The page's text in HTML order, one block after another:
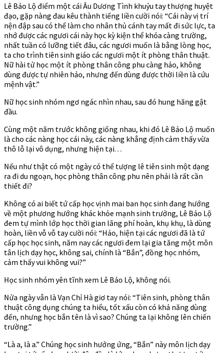
Lê Bảo Lộ điểm một cái Âu Dương Tình khuỷu tay thượng huyệt
đạo, gặp nàng đau kêu thành tiếng liền cười nói: “Cái này vị trí
nện đập sau có thể làm cho nhân thủ cánh tay mất đi sức lực, ta
nhớ được các ngươi cái này học kỳ kiện thể khóa càng trường,
nhất tuần có lưỡng tiết đâu, các ngươi muốn là bằng lòng học,
ta cho trình tiên sinh giáo các ngươi một ít phòng thân thuật.
Nữ hài tử học một ít phòng thân công phu càng hảo, không
dùng được tự nhiên hảo, nhưng đến dùng được thời liền là cứu
mệnh vật.”
Nữ học sinh nhóm ngơ ngác nhìn nhau, sau đó hung hăng gật
đầu.
Cùng một năm trước không giống nhau, khi đó Lê Bảo Lộ muốn
là cho các nàng học cái này, các nàng khẳng định cảm thấy vừa
thô lỗ lại vô dụng, nhưng hiện tại. . .
Nếu như thật có một ngày có thể tượng lê tiên sinh một dạng
ra đi du ngoạn, học phòng thân công phu nên phải là rất cần
thiết đi?
Không có ai biết tứ cấp học vịnh mai ban học sinh đang hướng
về một phương hướng khác khỏe mạnh sinh trưởng, Lê Bảo Lộ
đem tự mình lớp học thời gian lãng phí hoàn, khụ khụ, là dùng
hoàn, liền vỗ vỗ tay cười nói: “Hảo, hiện tại các ngươi đã là tứ
cấp học học sinh, năm nay các ngươi đem lại gia tăng một môn
tân lịch dạy học, không sai, chính là “Bắn”, đồng học nhóm,
cảm thấy vui không vui?”
Học sinh nhóm yên tĩnh xem Lê Bảo Lộ, không nói.
Nửa ngày vẫn là Vạn Chỉ Hà giơ tay nói: “Tiên sinh, phòng thân
thuật công dụng chúng ta hiểu, tốt xấu còn có khả năng dùng
đến, nhưng học bắn tên là vì sao? Chúng ta lại không lên chiến
trường.”
“Là a, là a.” Chúng học sinh hưởng ứng, “Bắn” này môn lịch dạy